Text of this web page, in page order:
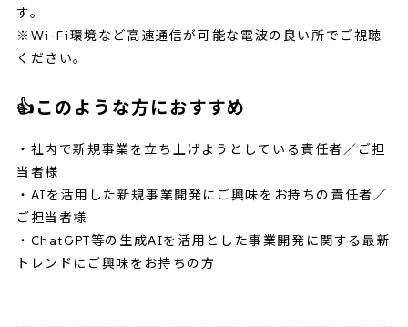
す。
※Wi-Fi環境など高速通信が可能な電波の良い所でご視聴
ください。
👍このような方におすすめ
・社内で新規事業を立ち上げようとしている責任者／ご担
当者様
・AIを活用した新規事業開発にご興味をお持ちの責任者／
ご担当者様
・ChatGPT等の生成AIを活用とした事業開発に関する最新
トレンドにご興味をお持ちの方